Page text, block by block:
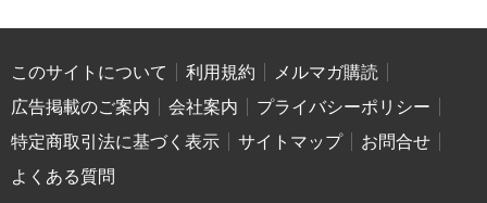
このサイトについて 利用規約
メルマガ購読
広告掲載のご案内
会社案内
プライバシーポリシー
特定商取引法に基づく表示
サイトマップ
お問合せ
よくある質問